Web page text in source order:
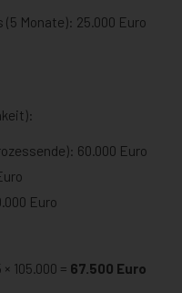
Monate): 25.000 Euro
60.000 Euro
Euro
105.000 = 67.500 Euro